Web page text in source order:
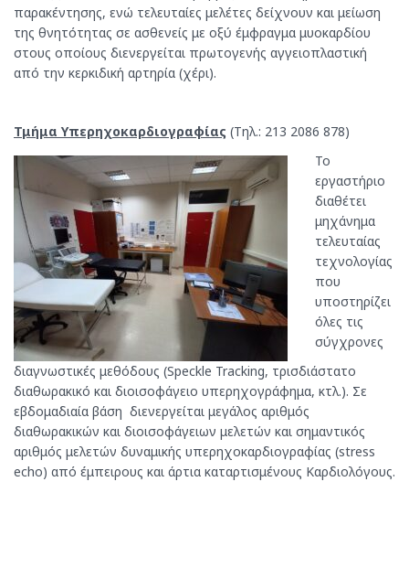
παρακέντησης, ενώ τελευταίες μελέτες δείχνουν και μείωση
της θνητότητας σε ασθενείς με οξύ έμφραγμα μυοκαρδίου
στους οποίους διενεργείται πρωτογενής αγγειοπλαστική
από την κερκιδική αρτηρία (χέρι).
Τμήμα Υπερηχοκαρδιογραφίας (Τηλ.: 213 2086 878)
Το
εργαστήριο
διαθέτει
μηχάνημα
τελευταίας
τεχνολογίας
που
υποστηρίζει
όλες τις
σύγχρονες
διαγνωστικές μεθόδους (Speckle Tracking, τρισδιάστατο
διαθωρακικό και διοισοφάγειο υπερηχογράφημα, κτλ.). Σε
εβδομαδιαία βάση διενεργείται μεγάλος αριθμός
διαθωρακικών και διοισοφάγειων μελετών και σημαντικός
αριθμός μελετών δυναμικής υπερηχοκαρδιογραφίας (stress
echo) από έμπειρους και άρτια καταρτισμένους Καρδιολόγους.